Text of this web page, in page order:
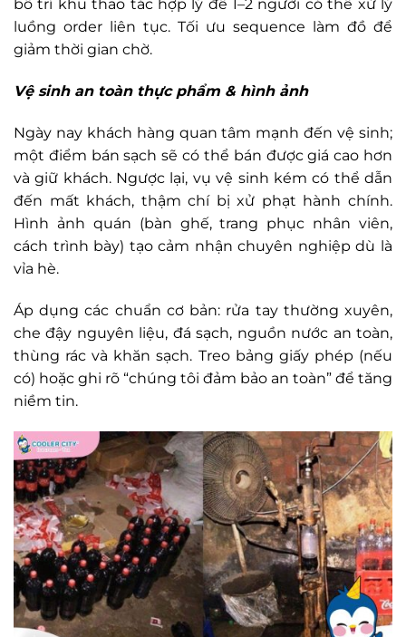
bố trí khu thao tác hợp lý để 1–2 người có thể xử lý
luồng order liên tục. Tối ưu sequence làm đồ để
giảm thời gian chờ.
Vệ sinh an toàn thực phẩm & hình ảnh
Ngày nay khách hàng quan tâm mạnh đến vệ sinh;
một điểm bán sạch sẽ có thể bán được giá cao hơn
và giữ khách. Ngược lại, vụ vệ sinh kém có thể dẫn
đến mất khách, thậm chí bị xử phạt hành chính.
Hình ảnh quán (bàn ghế, trang phục nhân viên,
cách trình bày) tạo cảm nhận chuyên nghiệp dù là
vỉa hè.
Áp dụng các chuẩn cơ bản: rửa tay thường xuyên,
che đậy nguyên liệu, đá sạch, nguồn nước an toàn,
thùng rác và khăn sạch. Treo bảng giấy phép (nếu
có) hoặc ghi rõ “chúng tôi đảm bảo an toàn” để tăng
niềm tin.